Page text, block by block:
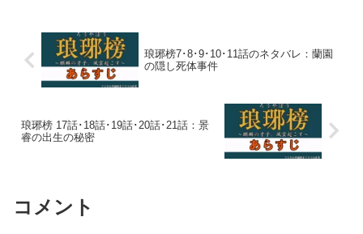
琅琊榜7･8･9･10･11話のネタバレ：蘭園
の隠し死体事件
琅琊榜 17話･18話･19話･20話･21話：景
睿の出生の秘密
コメント